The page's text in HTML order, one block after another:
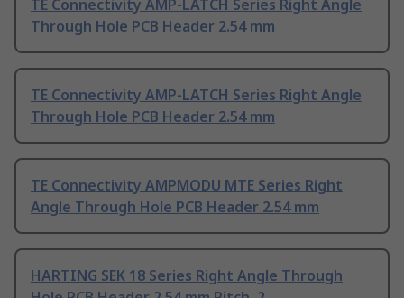
TE Connectivity AMP-LATCH Series Right Angle
Through Hole PCB Header 2.54 mm
TE Connectivity AMP-LATCH Series Right Angle
Through Hole PCB Header 2.54 mm
TE Connectivity AMPMODU MTE Series Right
Angle Through Hole PCB Header 2.54 mm
HARTING SEK 18 Series Right Angle Through